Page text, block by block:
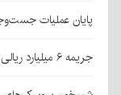
پایان عملیات جست‌وجو در
جریمه ۶ میلیارد ریالی برای قاچاقچی نارنگی پاکستانی در بافت